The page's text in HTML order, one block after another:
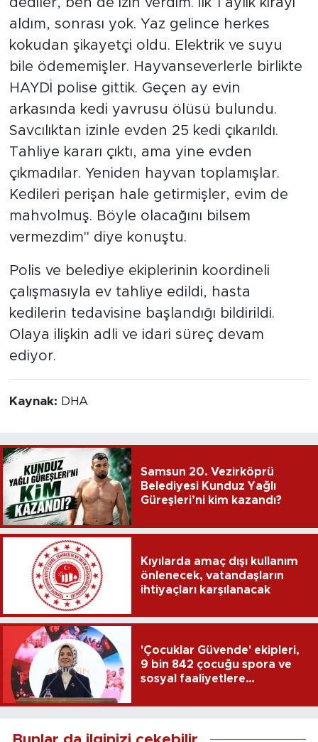
dediler, ben de izin verdim. İlk 1 aylık kirayı
aldım, sonrası yok. Yaz gelince herkes
kokudan şikayetçi oldu. Elektrik ve suyu
bile ödememişler. Hayvanseverlerle birlikte
HAYDİ polise gittik. Geçen ay evin
arkasında kedi yavrusu ölüsü bulundu.
Savcılıktan izinle evden 25 kedi çıkarıldı.
Tahliye kararı çıktı, ama yine evden
çıkmadılar. Yeniden hayvan toplamışlar.
Kedileri perişan hale getirmişler, evim de
mahvolmuş. Böyle olacağını bilsem
vermezdim" diye konuştu.
Polis ve belediye ekiplerinin koordineli
çalışmasıyla ev tahliye edildi, hasta
kedilerin tedavisine başlandığı bildirildi.
Olaya ilişkin adli ve idari süreç devam
ediyor.
Kaynak: DHA
Samsun 20. Vezirköprü
Belediyesi Kunduz Yağlı
Güreşleri’ni kim kazandı?
Kıyılarda amaç dışı kullanım
önlenecek, vatandaşların
ihtiyaçları karşılanacak
'Çocuklar Güvende' ekipleri,
9 bin 842 çocuğu spora ve
sosyal faaliyetlere